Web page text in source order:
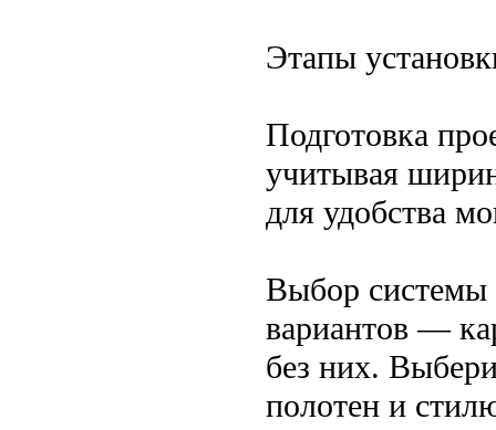
Этапы
Подготовка
учитывая
для удобства
Выбор системы
вариантов —
без них.
полотен и